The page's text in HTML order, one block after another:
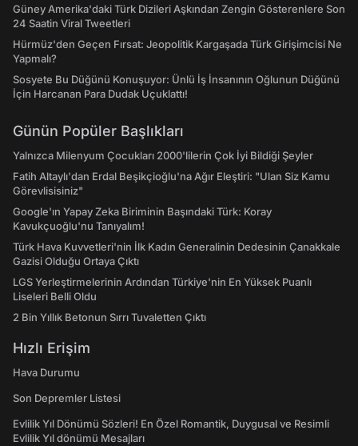
Güney Amerika'daki Türk Dizileri Aşkından Zengin Gösterenlere Son
24 Saatin Viral Tweetleri
Hürmüz'den Geçen Fırsat: Jeopolitik Kargaşada Türk Girişimcisi Ne
Yapmalı?
Sosyete Bu Düğünü Konuşuyor: Ünlü İş İnsanının Oğlunun Düğünü
İçin Harcanan Para Dudak Uçuklattı!
Günün Popüler Başlıkları
Yalnızca Milenyum Çocukları 2000'lilerin Çok İyi Bildiği Şeyler
Fatih Altaylı'dan Erdal Beşikçioğlu'na Ağır Eleştiri: "Ulan Siz Kamu
Görevlisisiniz"
Google'ın Yapay Zeka Biriminin Başındaki Türk: Koray
Kavukçuoğlu'nu Tanıyalım!
Türk Hava Kuvvetleri'nin İlk Kadın Generalinin Dedesinin Çanakkale
Gazisi Olduğu Ortaya Çıktı
LGS Yerleştirmelerinin Ardından Türkiye'nin En Yüksek Puanlı
Liseleri Belli Oldu
2 Bin Yıllık Betonun Sırrı Tuvaletten Çıktı
Hızlı Erişim
Hava Durumu
Son Depremler Listesi
Evlilik Yıl Dönümü Sözleri! En Özel Romantik, Duygusal ve Resimli
Evlilik Yıl dönümü Mesajları